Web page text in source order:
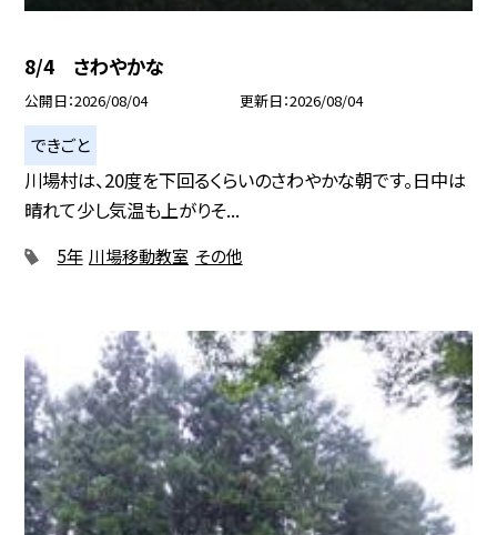
8/4 さわやかな
公開日 2026/08/04 更新日 2026/08/04
できごと
川場村は、20度を下回るくらいのさわやかな朝です。日中は
晴れて少し気温も上がりそ...
5年 川場移動教室 その他